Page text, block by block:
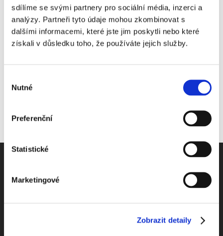
sdílíme se svými partnery pro sociální média, inzerci a
analýzy. Partneři tyto údaje mohou zkombinovat s
dalšími informacemi, které jste jim poskytli nebo které
získali v důsledku toho, že používáte jejich služby.
souhlasu
Nutné
Preferenční
Statistické
Marketingové
Zobrazit detaily
Share This Story, Choose Your Platform!
NEWS